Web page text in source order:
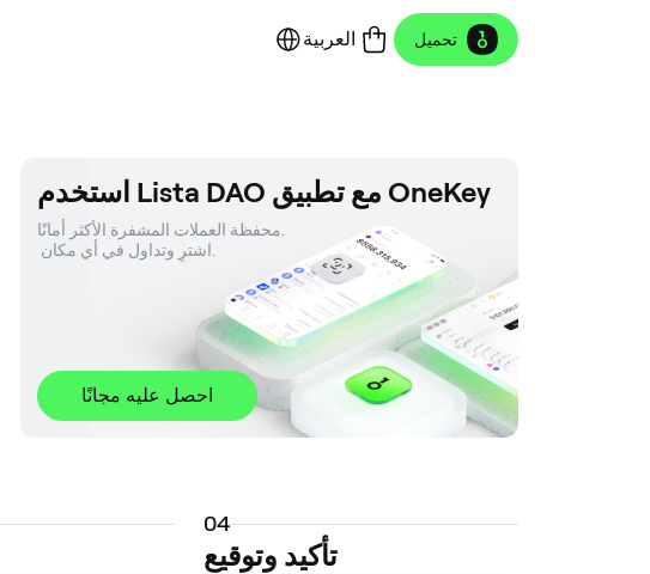
العربية تحميل
استخدم Lista DAO مع تطبيق OneKey
محفظة العملات المشفرة الأكثر أمانًا.
احصل عليه مجانًا
04
تأكيد وتوقيع